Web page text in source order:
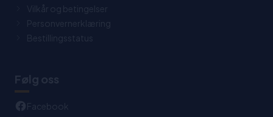
Vilkår og betingelser
Personvernerklæring
Bestillingsstatus
Følg oss
Facebook